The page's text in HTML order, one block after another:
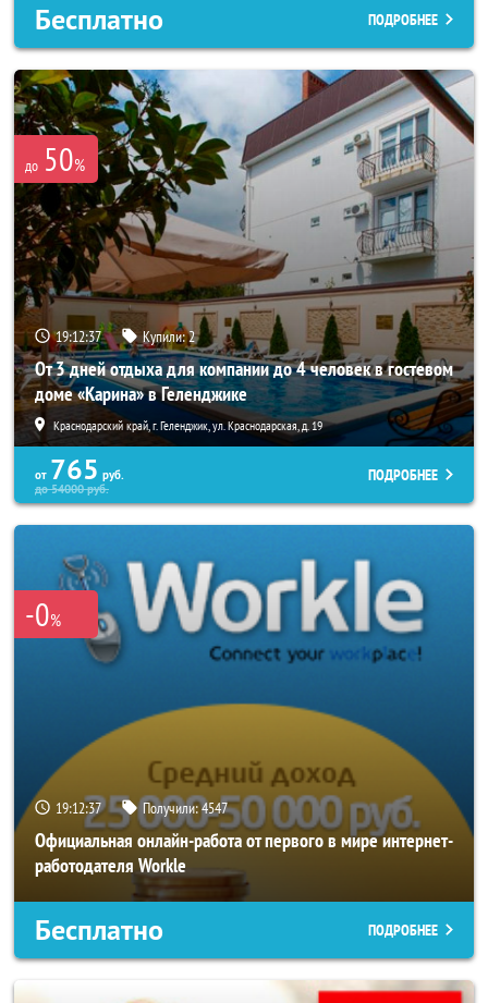
Бесплатно ПОДРОБНЕЕ
до 50%
19:12:33 Купили:2
От 3 дней отдыха для компании до 4 человек в гостевом
доме «Карина» в Геленджике
Краснодарский край, г. Геленджик, ул. Краснодарская, д. 19
от 765 руб.
до54000руб.
ПОДРОБНЕЕ
-0%
19:12:33 Получили:4547
Официальная онлайн-работа от первого в мире интернет-
работодателя Workle
Бесплатно ПОДРОБНЕЕ